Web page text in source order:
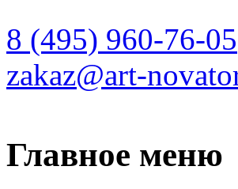
8 (495) 960-76-05
zakaz@art-
Главное меню